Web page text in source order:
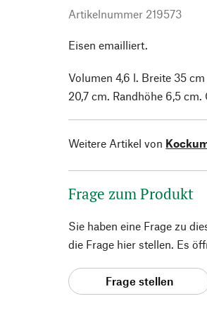
Artikelnummer 219573
Eisen emailliert.
Volumen 4,6 l. Breite 35
20,7 cm. Randhöhe 6,5 cm.
Weitere Artikel von
Frage zum Produkt
Sie haben eine Frage zu
die Frage hier stellen. Es
Frage stellen